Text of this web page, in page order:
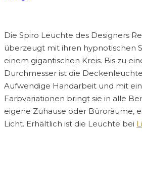
Die Spiro Leuchte des Designers
überzeugt mit ihren hypnotischen
einem gigantischen Kreis. Bis zu
Durchmesser ist die
Aufwendige Handarbeit und mit
Farbvariationen bringt sie in alle
eigene Zuhause oder Büroräume,
Licht. Erhältlich ist die Leuchte bei